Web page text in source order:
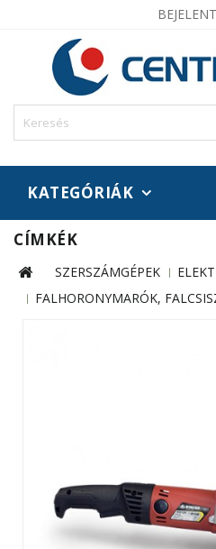
KATEGÓRIÁK
CÍMKÉK
SZERSZÁMGÉPEK
FALHORONYMARÓK,